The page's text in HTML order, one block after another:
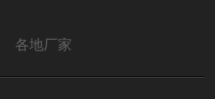
各地厂家